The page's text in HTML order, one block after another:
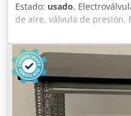
Estado: usado,
de aire, válvula de presión,
control, válvula de
presión. -Fabricante:
embalaje original -Tipo: VL-
material 14298 Dodpfx Aeii
funcionamiento: 0,9 - 10
disponibles -Precio: por
135/30/50 mm (ancho/